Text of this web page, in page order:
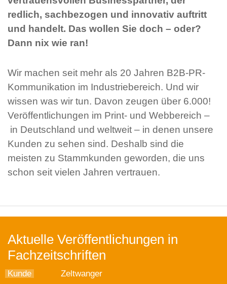
redlich, sachbezogen und innovativ auftritt
und handelt. Das wollen Sie doch – oder?
Dann nix wie ran!
Wir machen seit mehr als 20 Jahren B2B-PR-
Kommunikation im Industriebereich. Und wir
wissen was wir tun. Davon zeugen über 6.000!
Veröffentlichungen im Print- und Webbereich –
in Deutschland und weltweit – in denen unsere
Kunden zu sehen sind. Deshalb sind die
meisten zu Stammkunden geworden, die uns
schon seit vielen Jahren vertrauen.
Aktuelle Veröffentlichungen in
Fachzeitschriften
Kunde
Zeltwanger